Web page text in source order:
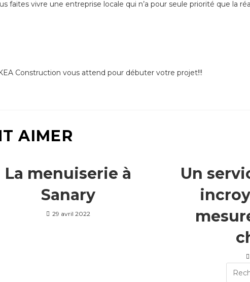
faites vivre une entreprise locale qui n’a pour seule priorité que la
Construction vous attend pour débuter votre projet!!!
AIMER
La menuiserie à
Sanary
29 avril 2022
Un